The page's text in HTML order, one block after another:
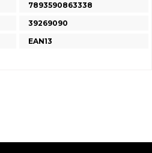
7893590863338
39269090
EAN13